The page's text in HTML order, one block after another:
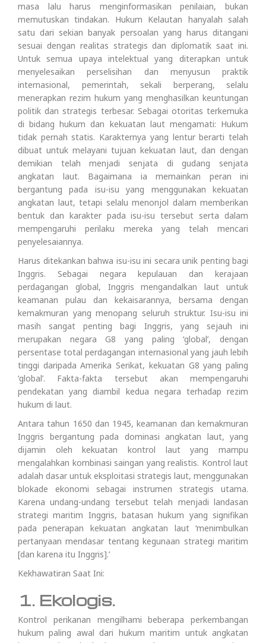
masa lalu harus menginformasikan penilaian, bukan
memutuskan tindakan. Hukum Kelautan hanyalah salah
satu dari sekian banyak persoalan yang harus ditangani
sesuai dengan realitas strategis dan diplomatik saat ini.
Untuk semua upaya intelektual yang diterapkan untuk
menyelesaikan perselisihan dan menyusun praktik
internasional, pemerintah, sekali berperang, selalu
menerapkan rezim hukum yang menghasilkan keuntungan
politik dan strategis terbesar. Sebagai otoritas terkemuka
di bidang hukum dan kekuatan laut mengamati: Hukum
tidak pernah statis. Karakternya yang lentur berarti telah
dibuat untuk melayani tujuan kekuatan laut, dan dengan
demikian telah menjadi senjata di gudang senjata
angkatan laut. Bagaimana ia memainkan peran ini
bergantung pada isu-isu yang menggunakan kekuatan
angkatan laut, tetapi selalu menonjol dalam memberikan
bentuk dan karakter pada isu-isu tersebut serta dalam
mempengaruhi perilaku mereka yang telah mencari
penyelesaiannya.
Harus ditekankan bahwa isu-isu ini secara unik penting bagi
Inggris. Sebagai negara kepulauan dan kerajaan
perdagangan global, Inggris mengandalkan laut untuk
keamanan pulau dan kekaisarannya, bersama dengan
kemakmuran yang menopang seluruh struktur. Isu-isu ini
masih sangat penting bagi Inggris, yang sejauh ini
merupakan negara G8 yang paling ‘global’, dengan
persentase total perdagangan internasional yang jauh lebih
tinggi daripada Amerika Serikat, kekuatan G8 yang paling
‘global’. Fakta-fakta tersebut akan mempengaruhi
pendekatan yang diambil kedua negara terhadap rezim
hukum di laut.
Antara tahun 1650 dan 1945, keamanan dan kemakmuran
Inggris bergantung pada dominasi angkatan laut, yang
dijamin oleh kekuatan kontrol laut yang mampu
mengalahkan kombinasi saingan yang realistis. Kontrol laut
adalah dasar untuk eksploitasi strategis laut, menggunakan
blokade ekonomi sebagai instrumen strategis utama.
Karena undang-undang tersebut telah menjadi landasan
strategi maritim Inggris, batasan hukum yang signifikan
pada penerapan kekuatan angkatan laut ‘menimbulkan
pertanyaan mendasar tentang kegunaan strategi maritim
[dan karena itu Inggris].’
Kekhawatiran Saat Ini:
1. Ekologis.
Kontrol perikanan mengilhami beberapa perkembangan
hukum paling awal dari hukum maritim untuk angkatan